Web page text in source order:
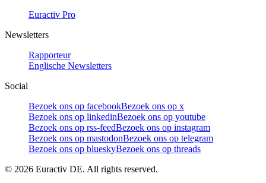
Euractiv Pro
Newsletters
Rapporteur
Englische Newsletters
Social
Bezoek ons op facebookBezoek ons op x
Bezoek ons op linkedinBezoek ons op youtube
Bezoek ons op rss-feedBezoek ons op instagram
Bezoek ons op mastodonBezoek ons op telegram
Bezoek ons op blueskyBezoek ons op threads
© 2026 Euractiv DE. All rights reserved.